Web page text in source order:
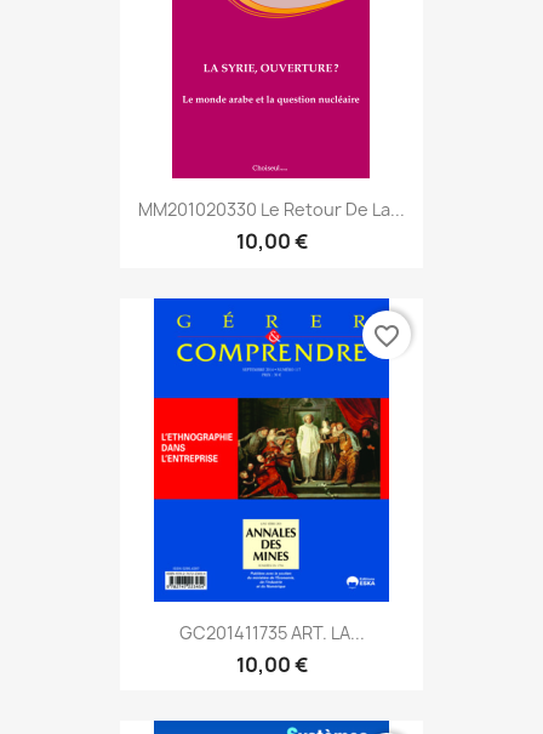
MM201020330 Le Retour De La...
10,00 €
GC201411735 ART. LA...
10,00 €
favorite_border